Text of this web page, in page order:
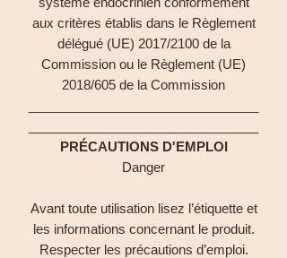
aux critères établis dans le Règlement
délégué (UE) 2017/2100 de la
Commission ou le Règlement (UE)
2018/605 de la Commission
PRÉCAUTIONS D'EMPLOI
Danger
Avant toute utilisation lisez l’étiquette et
les informations concernant le produit.
Respecter les précautions d’emploi.